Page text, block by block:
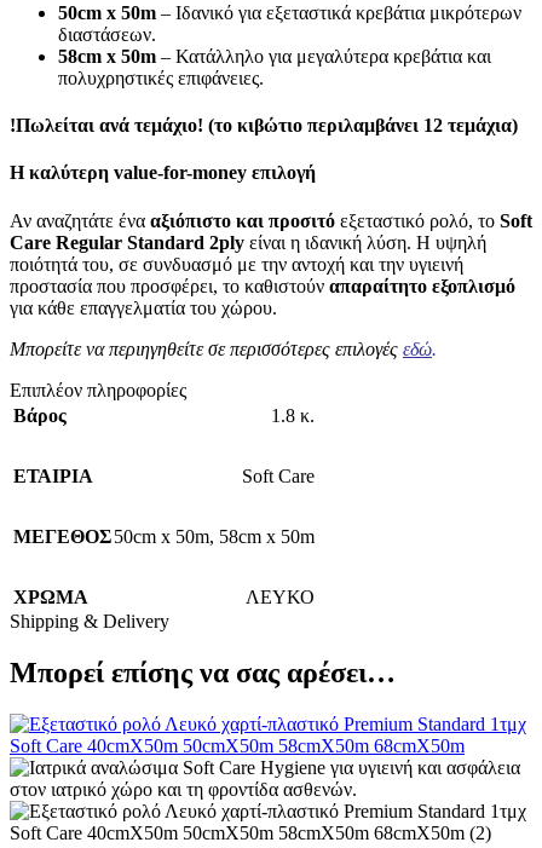
50cm x 50m – Ιδανικό για εξεταστικά κρεβάτια μικρότερων
διαστάσεων.
58cm x 50m – Κατάλληλο για μεγαλύτερα κρεβάτια και
πολυχρηστικές επιφάνειες.
!Πωλείται ανά τεμάχιο! (το κιβώτιο περιλαμβάνει 12 τεμάχια)
Η καλύτερη value-for-money επιλογή
Αν αναζητάτε ένα αξιόπιστο και προσιτό εξεταστικό ρολό, το Soft
Care Regular Standard 2ply είναι η ιδανική λύση. Η υψηλή
ποιότητά του, σε συνδυασμό με την αντοχή και την υγιεινή
προστασία που προσφέρει, το καθιστούν απαραίτητο εξοπλισμό
για κάθε επαγγελματία του χώρου.
Μπορείτε να περιηγηθείτε σε περισσότερες επιλογές εδώ.
Επιπλέον πληροφορίες
Βάρος
1.8 κ.
ΕΤΑΙΡΙΑ Soft Care
ΜΕΓΕΘΟΣ50cm x 50m, 58cm x 50m
ΧΡΩΜΑ
ΛΕΥΚΟ
Shipping & Delivery
Μπορεί επίσης να σας αρέσει…